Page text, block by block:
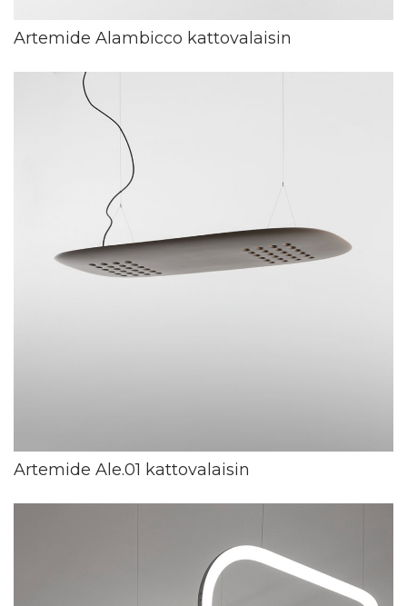
Artemide Alambicco kattovalaisin
Artemide Ale.01 kattovalaisin